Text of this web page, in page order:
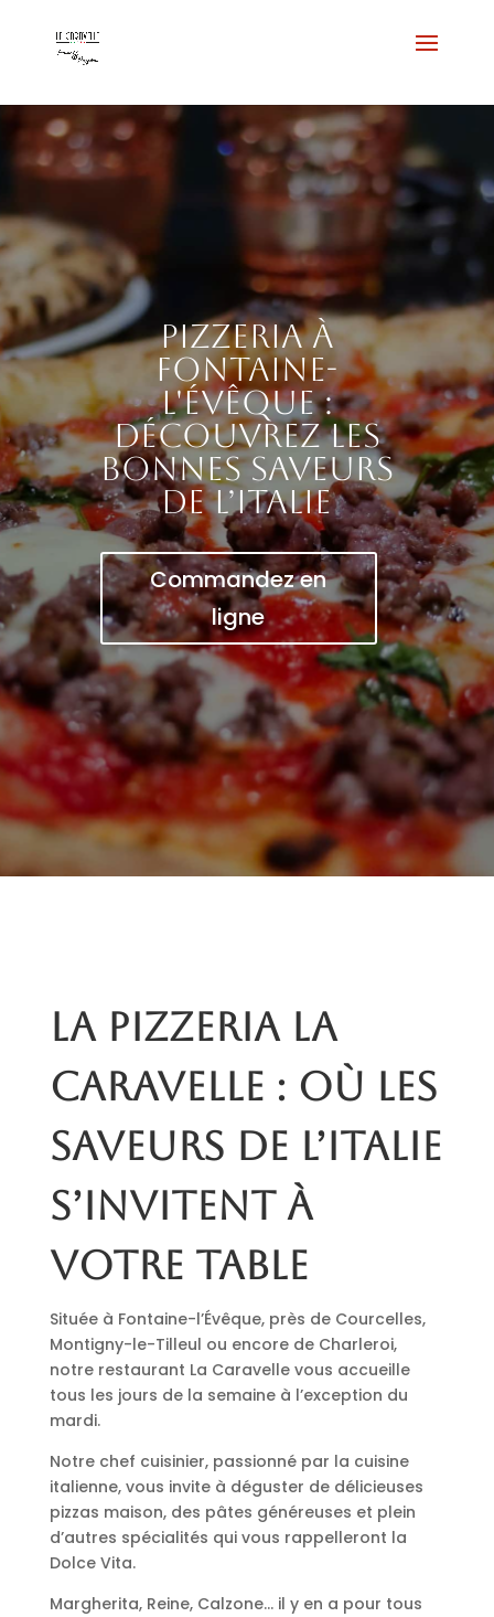
Pizzeria à
Fontaine-
l'Évêque :
découvrez les
bonnes saveurs
de l’Italie
Commandez en
ligne
La pizzeria La
Caravelle : où les
saveurs de l’Italie
s’invitent à
votre table
Située à Fontaine-l’Évêque, près de Courcelles,
Montigny-le-Tilleul ou encore de Charleroi,
notre restaurant La Caravelle vous accueille
tous les jours de la semaine à l’exception du
mardi.
Notre chef cuisinier, passionné par la cuisine
italienne, vous invite à déguster de délicieuses
pizzas maison, des pâtes généreuses et plein
d’autres spécialités qui vous rappelleront la
Dolce Vita.
Margherita, Reine, Calzone… il y en a pour tous